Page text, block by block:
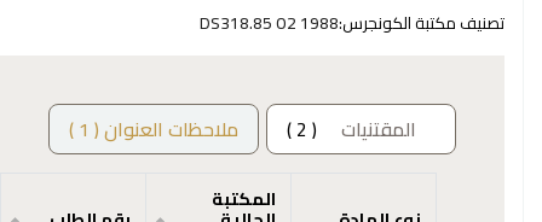
تصنيف مكتبة الكونجرس:DS318.85 O2 1988
المقتنيات ( 2 ) ملاحظات العنوان ( 1 )
المكتبة